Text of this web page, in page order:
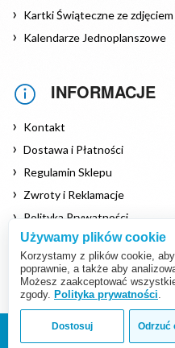
Kartki Świąteczne ze zdjęciem
Kalendarze Jednoplanszowe
INFORMACJE
Kontakt
Dostawa i Płatności
Regulamin Sklepu
Zwroty i Reklamacje
Polityka Prywatności
Polityka Cookies
Używamy plików cookie
Korzystamy z plików cookie,
poprawnie, a także aby
Możesz zaakceptować
zgody. Polityka prywatności.
Dostosuj Odrzuć